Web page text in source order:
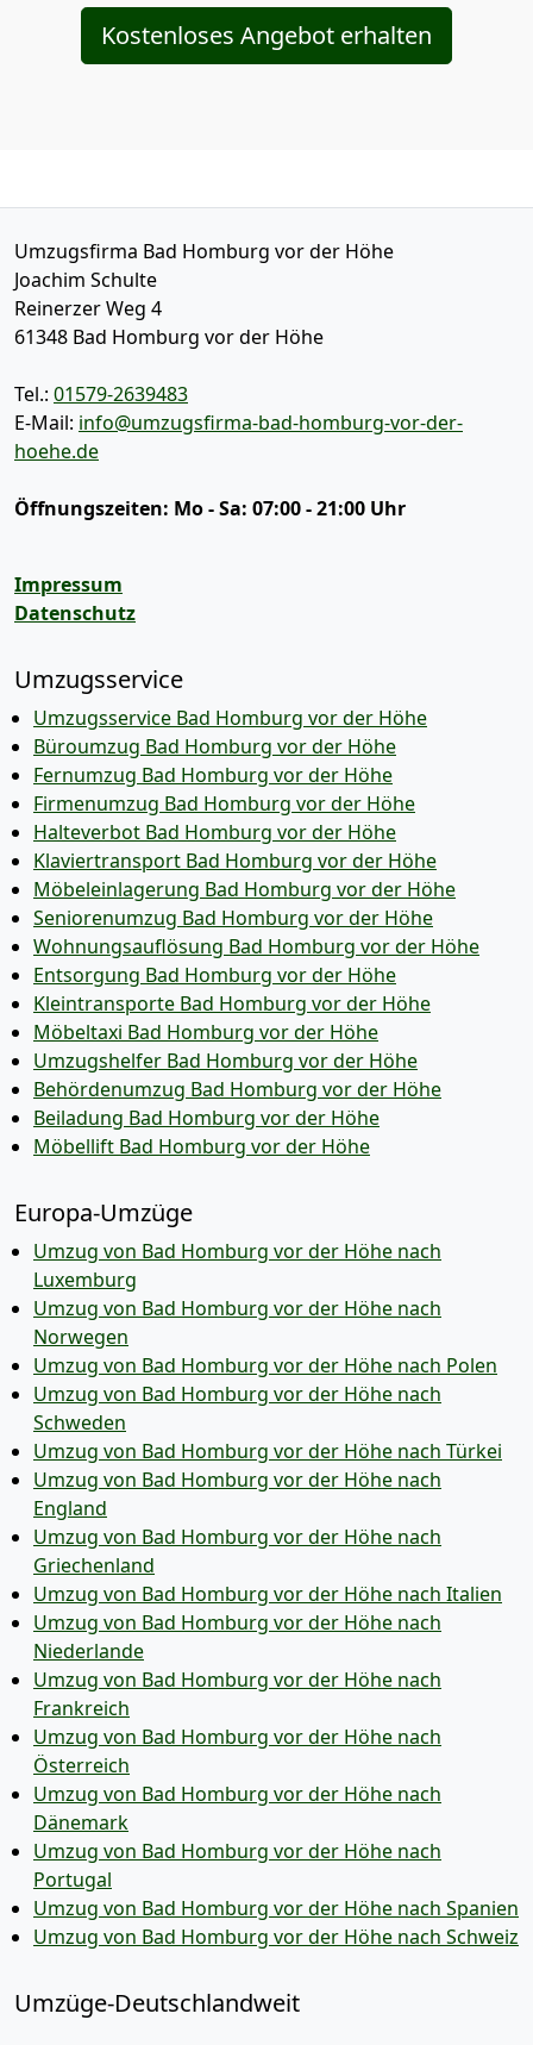
Kostenloses Angebot erhalten
Umzugsfirma Bad Homburg vor der Höhe
Joachim Schulte
Reinerzer Weg 4
61348 Bad Homburg vor der Höhe
Tel.: 01579-2639483
E-Mail: info@umzugsfirma-bad-homburg-vor-der-
hoehe.de
Öffnungszeiten: Mo - Sa: 07:00 - 21:00 Uhr
Impressum
Datenschutz
Umzugsservice
Umzugsservice Bad Homburg vor der Höhe
Büroumzug Bad Homburg vor der Höhe
Fernumzug Bad Homburg vor der Höhe
Firmenumzug Bad Homburg vor der Höhe
Halteverbot Bad Homburg vor der Höhe
Klaviertransport Bad Homburg vor der Höhe
Möbeleinlagerung Bad Homburg vor der Höhe
Seniorenumzug Bad Homburg vor der Höhe
Wohnungsauflösung Bad Homburg vor der Höhe
Entsorgung Bad Homburg vor der Höhe
Kleintransporte Bad Homburg vor der Höhe
Möbeltaxi Bad Homburg vor der Höhe
Umzugshelfer Bad Homburg vor der Höhe
Behördenumzug Bad Homburg vor der Höhe
Beiladung Bad Homburg vor der Höhe
Möbellift Bad Homburg vor der Höhe
Europa-Umzüge
Umzug von Bad Homburg vor der Höhe nach
Luxemburg
Umzug von Bad Homburg vor der Höhe nach
Norwegen
Umzug von Bad Homburg vor der Höhe nach Polen
Umzug von Bad Homburg vor der Höhe nach
Schweden
Umzug von Bad Homburg vor der Höhe nach Türkei
Umzug von Bad Homburg vor der Höhe nach
England
Umzug von Bad Homburg vor der Höhe nach
Griechenland
Umzug von Bad Homburg vor der Höhe nach Italien
Umzug von Bad Homburg vor der Höhe nach
Niederlande
Umzug von Bad Homburg vor der Höhe nach
Frankreich
Umzug von Bad Homburg vor der Höhe nach
Österreich
Umzug von Bad Homburg vor der Höhe nach
Dänemark
Umzug von Bad Homburg vor der Höhe nach
Portugal
Umzug von Bad Homburg vor der Höhe nach Spanien
Umzug von Bad Homburg vor der Höhe nach Schweiz
Umzüge-Deutschlandweit